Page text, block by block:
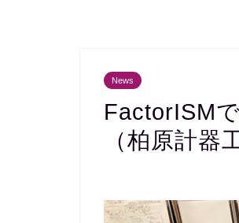
News
FactorISM
（柏原計器